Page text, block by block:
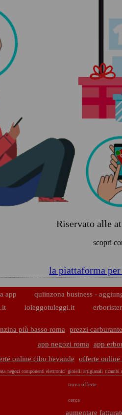
Riservato alle
scopri
la piattaforma
app quiinzona business -
ioleggotuleggi.it
più basso roma prezzi
app negozi roma
app
online cibo bevande
offerte online
negozi componenti elettronici gioielli artigianali ricambi
trova offerte
cerca
aumentare